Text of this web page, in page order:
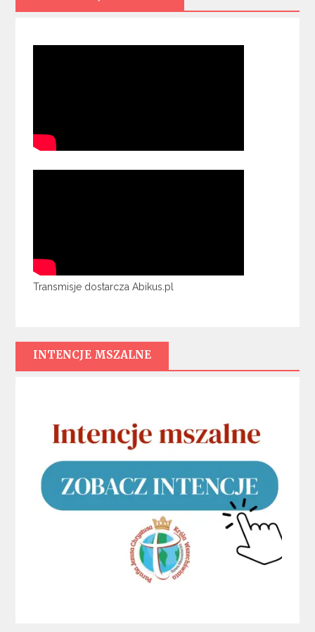
Transmisje dostarcza Abikus.pl
INTENCJE MSZALNE